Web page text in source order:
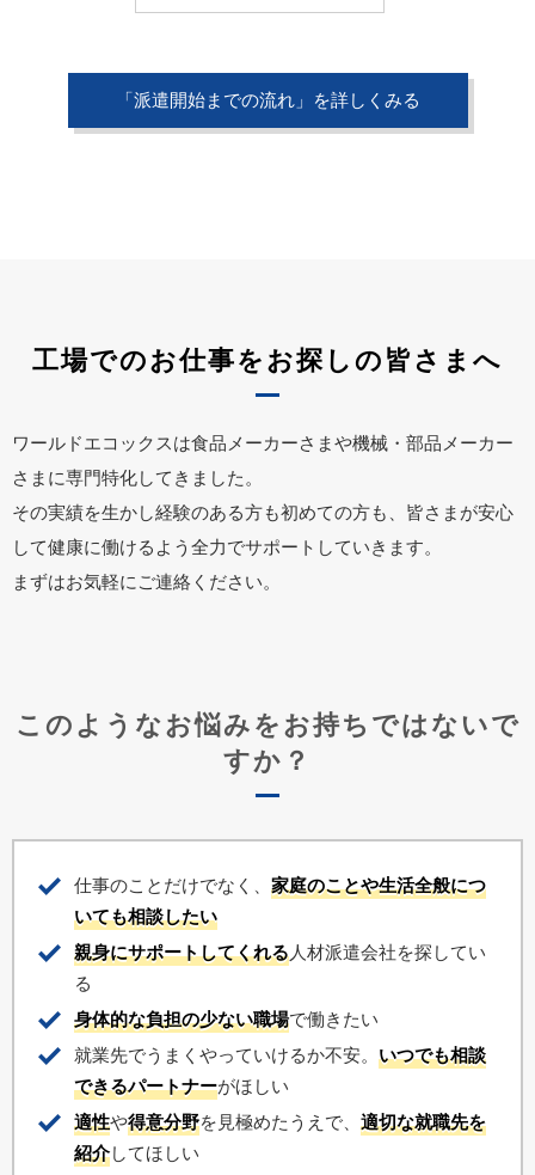
「派遣開始までの流れ」を詳しくみる
工場でのお仕事をお探しの皆さまへ
ワールドエコックスは食品メーカーさまや機械・部品メーカー
さまに専門特化してきました。
その実績を生かし経験のある方も初めての方も、皆さまが安心
して健康に働けるよう全力でサポートしていきます。
まずはお気軽にご連絡ください。
このようなお悩みをお持ちではないで
すか？
仕事のことだけでなく、 家庭のことや生活全般につ
いても相談したい
親身にサポートしてくれる人材派遣会社を探してい
る
身体的な負担の少ない職場で働きたい
就業先でうまくやっていけるか不安。 いつでも相談
できるパートナーがほしい
適性や得意分野を見極めたうえで、 適切な就職先を
紹介してほしい